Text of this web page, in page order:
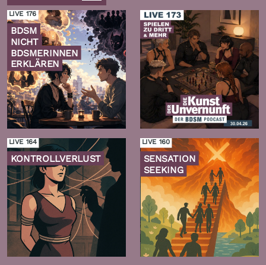
LIVE 176
BDSM
NICHT
BDSMERINNEN
ERKLÄREN
Zur
Folge
Zur
Folge
LIVE 164
KONTROLLVERLUST
Zur
Folge
LIVE 160
SENSATION
SEEKING
Zur
Folge